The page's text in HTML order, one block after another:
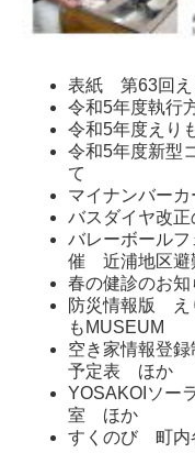
表紙 第63回え
令和5年度執行
令和5年度えり
令和5年度新型
て
マイナンバー
バスダイヤ改
バレーボール
催 近浦地区
春の健診のお
防災情報版
もMUSEUM
空き家情報登
予定表 ほか
YOSAKOIソー
室 ほか
すくのび 町内